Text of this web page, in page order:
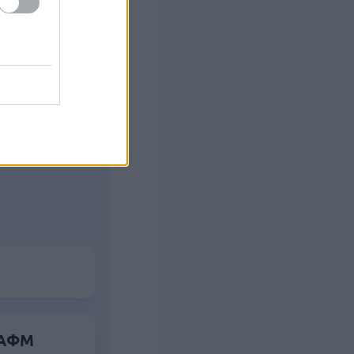
Google
ΑΦΜ